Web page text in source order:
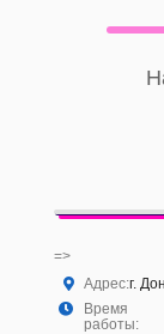
=>
Адрес:г.
Время
работы: